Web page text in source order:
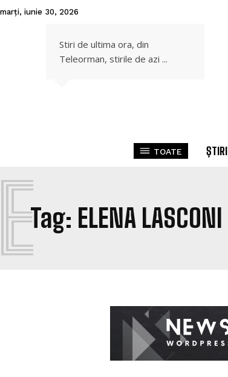
marți, iunie 30, 2026
Stiri de ultima ora, din
Teleorman, stirile de azi ...
TOATE ȘTIRI
Tag: ELENA LASCONI